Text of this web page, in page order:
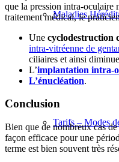
Maladies
Tarifs – Modes
que la pression intra-oculaire
traitement médical, le
Une cyclodestruction
intra-vitréenne de
ciliaires et ainsi
L’implantation intra-
L’énucléation.
Conclusion
Bien que de nombreux cas
façon efficace pour une
terme est bien souvent très